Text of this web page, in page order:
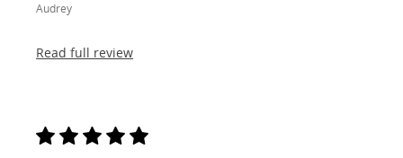
Audrey
Read full review